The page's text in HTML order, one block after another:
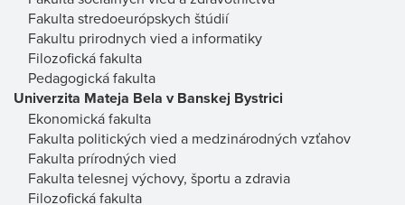
Fakulta stredoeurópskych štúdií
Fakultu prirodnych vied a informatiky
Filozofická fakulta
Pedagogická fakulta
Univerzita Mateja Bela v Banskej Bystrici
Ekonomická fakulta
Fakulta politických vied a medzinárodných vzťahov
Fakulta prírodných vied
Fakulta telesnej výchovy, športu a zdravia
Filozofická fakulta